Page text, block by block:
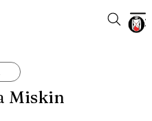
Miskin